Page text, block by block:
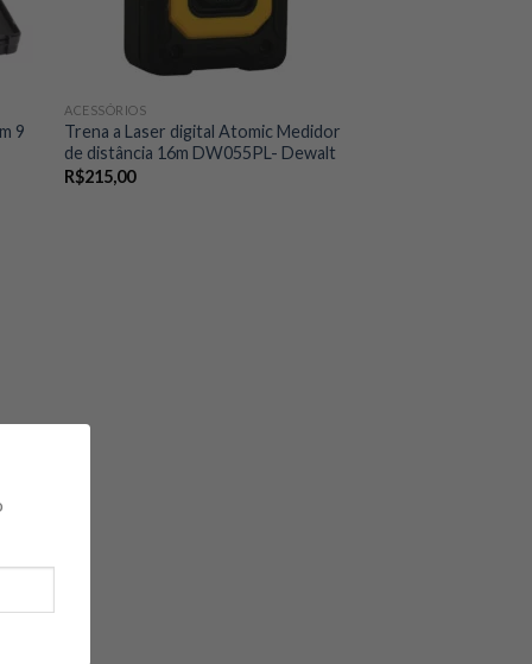
9
ACESSÓRIOS
Trena a Laser digital Atomic Medidor
de distância 16m DW055PL- Dewalt
R$215,00